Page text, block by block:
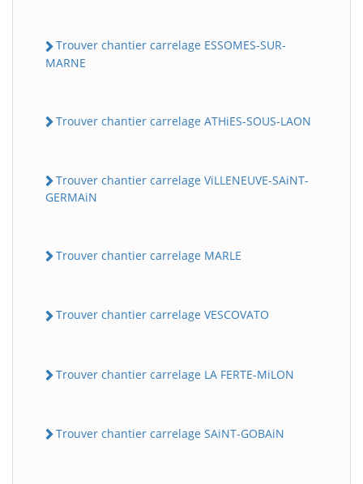
Trouver chantier carrelage ESSOMES-SUR-
MARNE
Trouver chantier carrelage ATHiES-SOUS-LAON
Trouver chantier carrelage ViLLENEUVE-SAiNT-
GERMAiN
Trouver chantier carrelage MARLE
Trouver chantier carrelage VESCOVATO
Trouver chantier carrelage LA FERTE-MiLON
Trouver chantier carrelage SAiNT-GOBAiN